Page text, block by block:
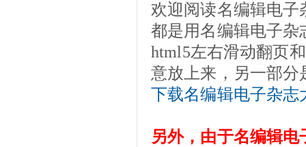
欢迎阅读名编辑电
都是用名编辑电子杂
html5左右滑动翻页
意放上来，另一部分
下载名编辑电子杂志
另外，由于名编辑